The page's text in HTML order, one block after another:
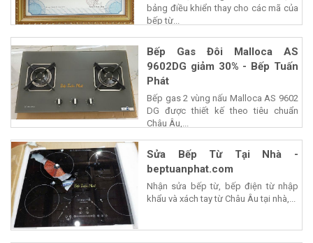
bảng điều khiển thay cho các mã của
bếp từ...
Bếp Gas Đôi Malloca AS
9602DG giảm 30% - Bếp Tuấn
Phát
Bếp gas 2 vùng nấu Malloca AS 9602
DG được thiết kế theo tiêu chuẩn
Châu Âu,...
Sửa Bếp Từ Tại Nhà -
beptuanphat.com
Nhận sửa bếp từ, bếp điện từ nhập
khẩu và xách tay từ Châu Âu tại nhà,...